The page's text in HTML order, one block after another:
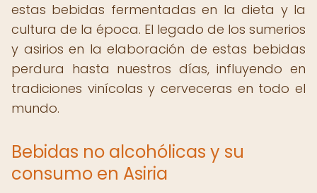
estas bebidas fermentadas en la dieta y la
cultura de la época. El legado de los sumerios
y asirios en la elaboración de estas bebidas
perdura hasta nuestros días, influyendo en
tradiciones vinícolas y cerveceras en todo el
mundo.
Bebidas no alcohólicas y su
consumo en Asiria